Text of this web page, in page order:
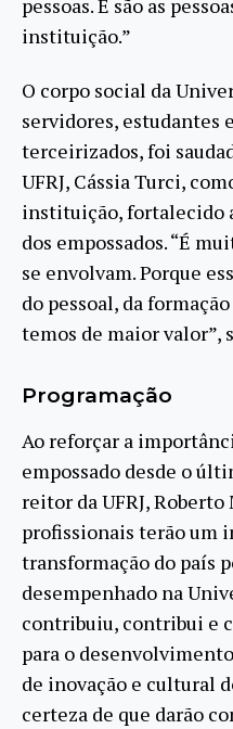
instituição.”
O corpo social da
servidores, estudantes
terceirizados, foi
UFRJ, Cássia Turci,
instituição, fortalecido
dos empossados. “É
se envolvam. Porque
do pessoal, da
temos de maior valor”,
Programação
Ao reforçar a
empossado desde o
reitor da UFRJ,
profissionais terão um
transformação do país
desempenhado na
contribuiu, contribui e
para o
de inovação e cultural
certeza de que darão